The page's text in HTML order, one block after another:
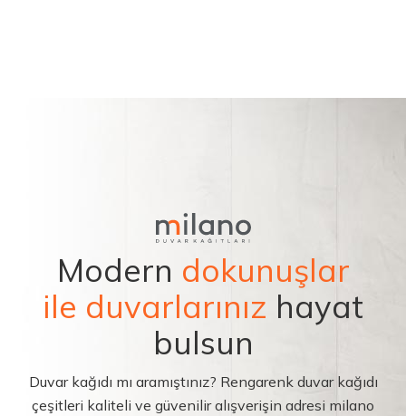
Modern dokunuşlar
ile duvarlarınız hayat
bulsun
Duvar kağıdı mı aramıştınız? Rengarenk duvar kağıdı
çeşitleri kaliteli ve güvenilir alışverişin adresi milano